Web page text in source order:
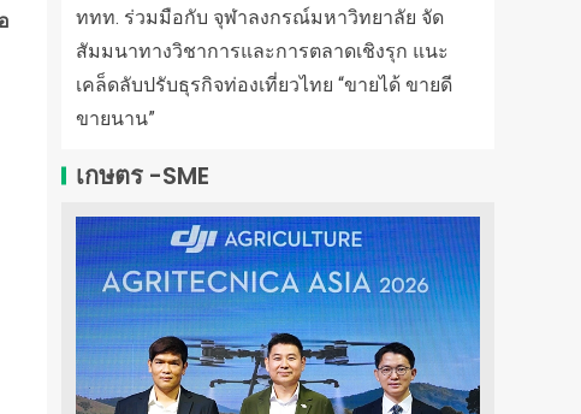
ททท. ร่วมมือกับ จุฬาลงกรณ์มหาวิทยาลัย จัด
สัมมนาทางวิชาการและการตลาดเชิงรุก แนะ
เคล็ดลับปรับธุรกิจท่องเที่ยวไทย “ขายได้ ขายดี
ขายนาน”
เกษตร -SME